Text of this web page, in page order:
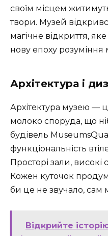
своїм місцем
твори. Музей
магічне відкриття,
нову епоху розуміння
Архітектура і
Архітектура музею —
молоко споруда, що
будівель
функціональність
Просторі зали, високі
Кожен куточок
би це не звучало, сам
Відкрийте